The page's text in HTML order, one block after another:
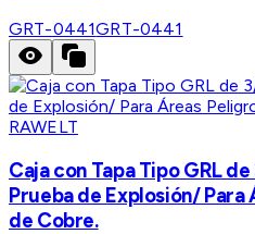
GRT-0441GRT-0441
RAWELT
Caja con Tapa Tipo GRL
Prueba de Explosión/
de Cobre.